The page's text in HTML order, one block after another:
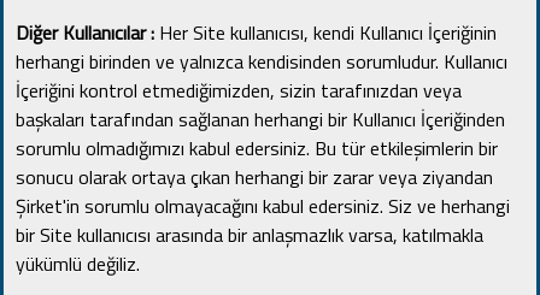
Diğer Kullanıcılar : Her Site kullanıcısı, kendi Kullanıcı İçeriğinin
herhangi birinden ve yalnızca kendisinden sorumludur. Kullanıcı
İçeriğini kontrol etmediğimizden, sizin tarafınızdan veya
başkaları tarafından sağlanan herhangi bir Kullanıcı İçeriğinden
sorumlu olmadığımızı kabul edersiniz. Bu tür etkileşimlerin bir
sonucu olarak ortaya çıkan herhangi bir zarar veya ziyandan
Şirket'in sorumlu olmayacağını kabul edersiniz. Siz ve herhangi
bir Site kullanıcısı arasında bir anlaşmazlık varsa, katılmakla
yükümlü değiliz.